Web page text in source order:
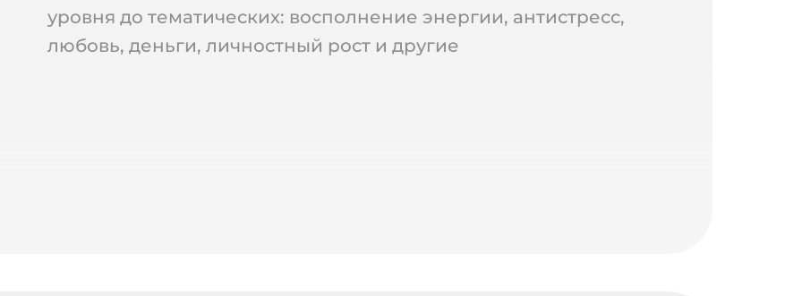
уровня до тематических: восполнение энергии, антистресс,
любовь, деньги, личностный рост и другие